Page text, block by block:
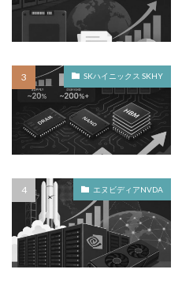
SKハイニックス SKHY
エヌビディアNVDA